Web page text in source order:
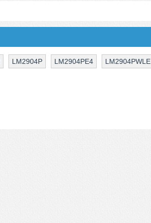
LM2904P LM2904PE4 LM2904PWLE